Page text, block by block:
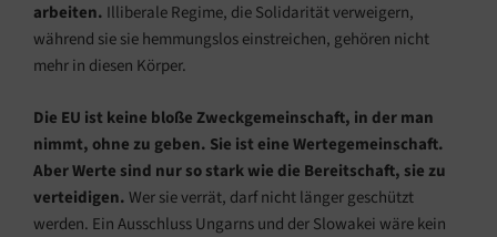
arbeiten. Illiberale Regime, die Solidarität verweigern,
während sie sie hemmungslos einstreichen, gehören nicht
mehr in diesen Körper.
Die EU ist keine bloße Zweckgemeinschaft, in der man
nimmt, ohne zu geben. Sie ist eine Wertegemeinschaft.
Aber Werte sind nur so stark wie die Bereitschaft, sie zu
verteidigen.Wer sie verrät, darf nicht länger geschützt
werden. Ein Ausschluss Ungarns und der Slowakei wäre kein